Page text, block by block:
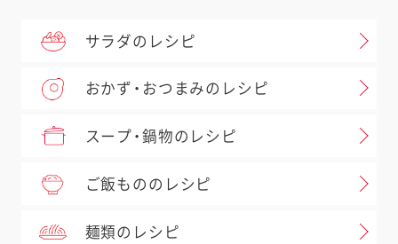
サラダのレシピ
おかず・おつまみのレシピ
スープ・鍋物のレシピ
ご飯もののレシピ
麺類のレシピ